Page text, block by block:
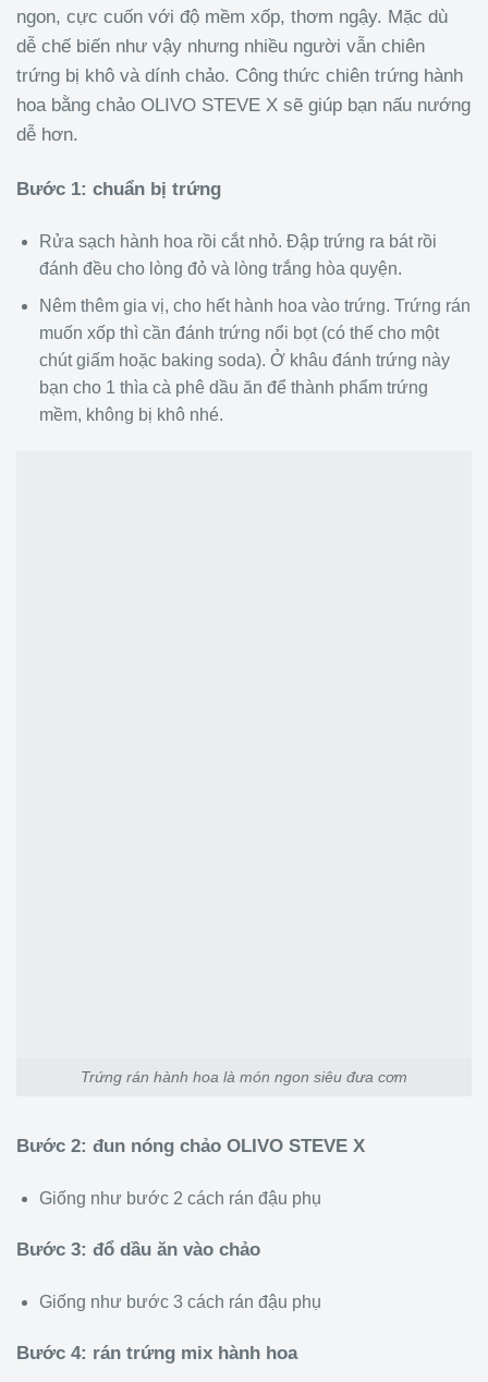
ngon, cực cuốn với độ mềm xốp, thơm ngậy. Mặc dù
dễ chế biến như vậy nhưng nhiều người vẫn chiên
trứng bị khô và dính chảo. Công thức chiên trứng hành
hoa bằng chảo OLIVO STEVE X sẽ giúp bạn nấu nướng
dễ hơn.
Bước 1: chuẩn bị trứng
Rửa sạch hành hoa rồi cắt nhỏ. Đập trứng ra bát rồi
đánh đều cho lòng đỏ và lòng trắng hòa quyện.
Nêm thêm gia vị, cho hết hành hoa vào trứng. Trứng rán
muốn xốp thì cần đánh trứng nổi bọt (có thể cho một
chút giấm hoặc baking soda). Ở khâu đánh trứng này
bạn cho 1 thìa cà phê dầu ăn để thành phẩm trứng
mềm, không bị khô nhé.
Trứng rán hành hoa là món ngon siêu đưa cơm
Bước 2: đun nóng chảo OLIVO STEVE X
Giống như bước 2 cách rán đậu phụ
Bước 3: đổ dầu ăn vào chảo
Giống như bước 3 cách rán đậu phụ
Bước 4: rán trứng mix hành hoa